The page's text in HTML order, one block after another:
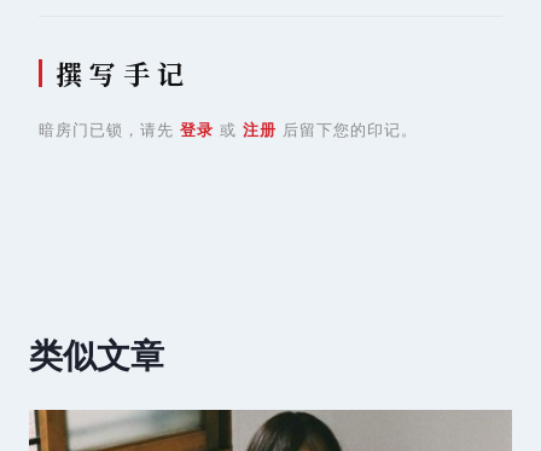
撰 写 手 记
暗房门已锁，请先 登录 或 注册 后留下您的印记。
类似文章